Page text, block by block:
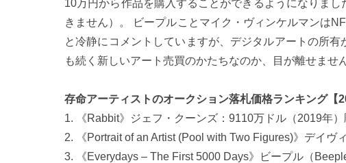
10万円から作品を購入することができるようになりま
きません）。 ビープルことマイク・ヴィンケルマンは
と冷静にコメントしていますが、デジタルアートの所
も続く新しいアート売買のかたちなのか、目が離せません
存命アーティストのオークション落札価格ランキング【
1. 《Rabbit》ジェフ・クーンズ：9110万ドル（2019年
2. 《Portrait of an Artist (Pool with Two Figures)》デイ
3. 《Everydays – The First 5000 Days》ビープル（